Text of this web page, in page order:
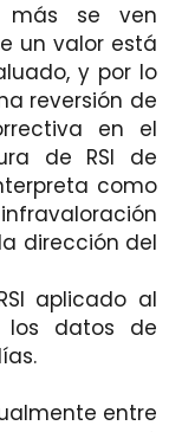
más se ven
un valor está
y por lo
reversión de
en el
de RSI de
como
dirección del
aplicado al
datos de
entre